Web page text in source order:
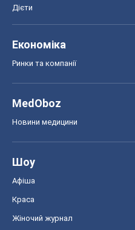
Дієти
Економіка
Ринки та компанії
MedOboz
Новини медицини
Шоу
Афіша
Краса
Жіночий журнал